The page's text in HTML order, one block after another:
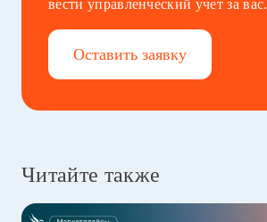
вести управленческий учет за вас.
Оставить заявку
Читайте также